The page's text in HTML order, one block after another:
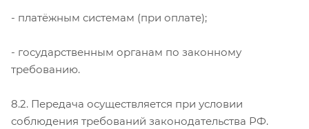
- платёжным системам (при оплате);
- государственным органам по законному
требованию.
8.2. Передача осуществляется при условии
соблюдения требований законодательства РФ.